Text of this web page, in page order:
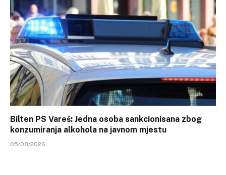
Bilten PS Vareš: Jedna osoba sankcionisana zbog
konzumiranja alkohola na javnom mjestu
05/08/2026